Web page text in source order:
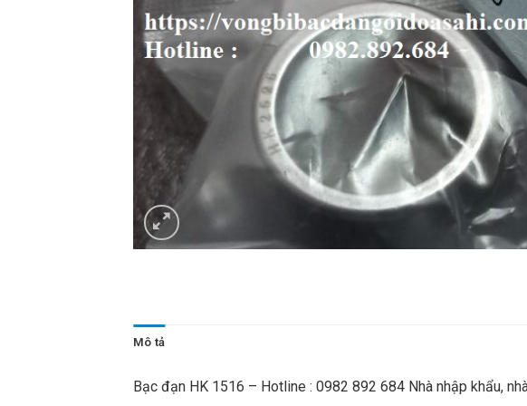
Mô tả
Bạc đạn HK 1516 – Hotline : 0982 892 684 Nhà nhập khẩu,